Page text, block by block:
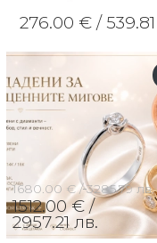
276.00 € /
1680.00 € / 3285.79 лв.
1512.00 € /
2957.21 лв.